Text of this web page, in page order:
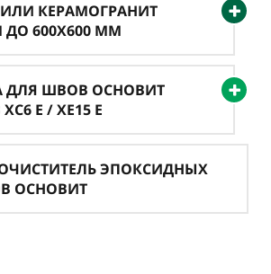
КЕРАМОГРАНИТ
600Х600 ММ
ДЛЯ ШВОВ ОСНОВИТ
Е / XE15 Е
ЭПОКСИДНЫХ
ОСНОВИТ